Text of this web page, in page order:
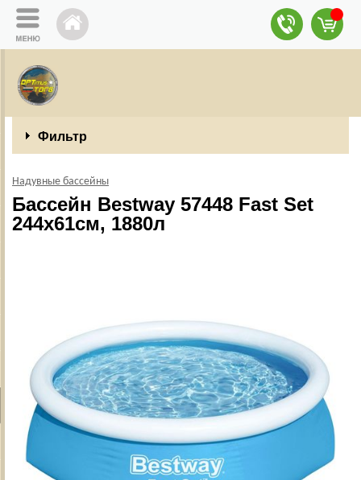
Фильтр
Надувные бассейны
Бассейн Bestway 57448 Fast Set
244х61см, 1880л